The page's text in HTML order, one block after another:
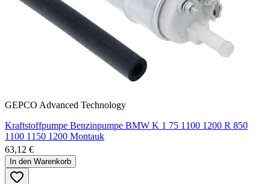
GEPCO Advanced Technology
Kraftstoffpumpe Benzinpumpe BMW K 1 75 1100 1200 R 850
1100 1150 1200 Montauk
63,12 €
In den Warenkorb